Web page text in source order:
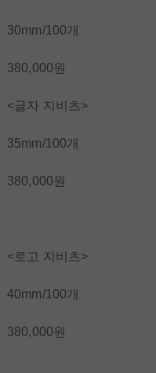
30mm/100개
380,000원
<글자 지비츠>
35mm/100개
380,000원
<로고 지비츠>
40mm/100개
380,000원